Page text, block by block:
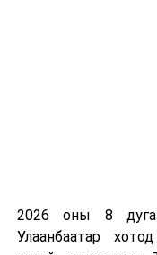
дугаар зарлигийн
болон Өвлийн
2026 оны 8
Улаанбаатар